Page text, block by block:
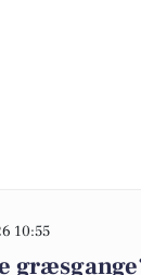
10:55